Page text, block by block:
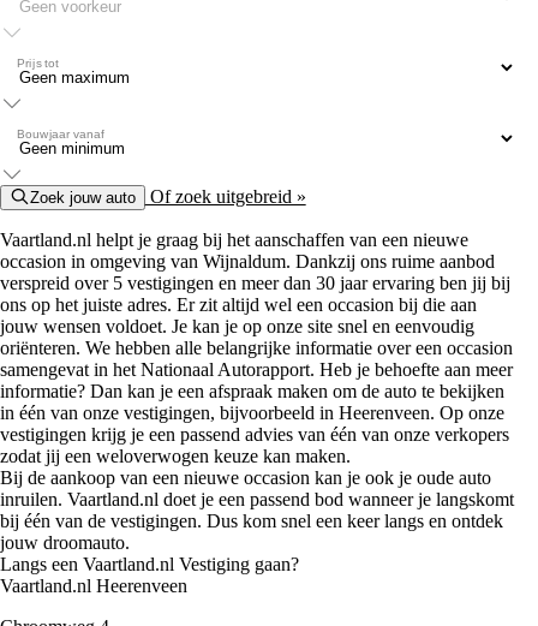
Prijs tot
Bouwjaar vanaf
Zoek jouw auto Of zoek uitgebreid »
Vaartland.nl helpt je graag bij het aanschaffen van een nieuwe
occasion in omgeving van Wijnaldum. Dankzij ons ruime aanbod
verspreid over 5 vestigingen en meer dan 30 jaar ervaring ben jij bij
ons op het juiste adres. Er zit altijd wel een occasion bij die aan
jouw wensen voldoet. Je kan je op onze site snel en eenvoudig
oriënteren. We hebben alle belangrijke informatie over een occasion
samengevat in het Nationaal Autorapport. Heb je behoefte aan meer
informatie? Dan kan je een afspraak maken om de auto te bekijken
in één van onze vestigingen, bijvoorbeeld in Heerenveen. Op onze
vestigingen krijg je een passend advies van één van onze verkopers
zodat jij een weloverwogen keuze kan maken.
Bij de aankoop van een nieuwe occasion kan je ook je oude auto
inruilen. Vaartland.nl doet je een passend bod wanneer je langskomt
bij één van de vestigingen. Dus kom snel een keer langs en ontdek
jouw droomauto.
Langs een Vaartland.nl Vestiging gaan?
Vaartland.nl Heerenveen